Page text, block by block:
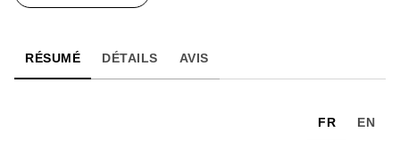
RÉSUMÉ DÉTAILS AVIS
FR EN